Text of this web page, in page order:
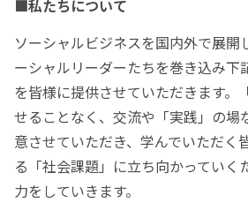
■私たちについて
ソーシャルビジネスを国内外で展開
ーシャルリーダーたちを巻き込み下
を皆様に提供させていただきます。
せることなく、交流や「実践」の場
意させていただき、学んでいただく
る「社会課題」に立ち向かっていく
力をしていきます。